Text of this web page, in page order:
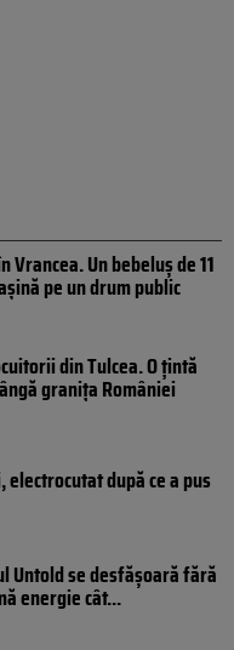
Vrancea. Un bebeluș de 11
pe un drum public
din Tulcea. O țintă
granița României
electrocutat după ce a pus
Untold se desfășoară fără
energie cât...